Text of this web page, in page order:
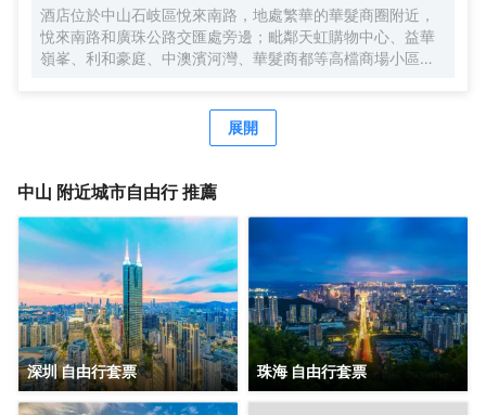
酒店位於中山石岐區悅來南路，地處繁華的華髮商圈附近，
悅來南路和廣珠公路交匯處旁邊；毗鄰天虹購物中心、益華
嶺峯、利和豪庭、中澳濱河灣、華髮商都等高檔商場小區及
文西步行街、孫中山故居、詹園、金鐘湖公園等；酒店周邊
交通便利，京珠、東線、西線高速出入口約15分鐘車程，距
遊，休閒購物，親朋好友接待的上佳選擇。 酒店擁有逸緻客
傢俱展廳、商務中心、健身房、自助洗衣房、停車場等設
施；酒店所有區域WIFI全覆蓋，高速光纖寬帶免費使用。酒
店客房將摩登元素融入東方美學場景，提供貼心管家式服
務，打造城市中的世外桃源，在繁華世間尋求片刻寧靜，感
受歷史文化名城宜居中山的魅力，打造優雅尊貴、便捷超值
的旅居體驗。 酒店由後客酒店管理公司管理服務，旗下擁有
特高商務、後客商旅、後客智慧、微酒店品牌，致力於為商
旅人羣提供獨具個性的居住和服務體驗，呈現出更加多元化
的精品酒店選擇。
展開
中山 附近城市自由行 推薦
深圳 自由行套票 珠海 自由行套票